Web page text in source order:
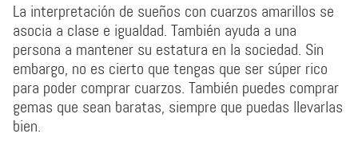
La interpretación de sueños con cuarzos amarillos se
asocia a clase e igualdad. También ayuda a una
persona a mantener su estatura en la sociedad. Sin
embargo, no es cierto que tengas que ser súper rico
para poder comprar cuarzos. También puedes comprar
gemas que sean baratas, siempre que puedas llevarlas
bien.